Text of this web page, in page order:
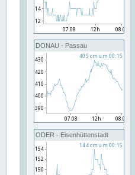
DONAU - Passau
ODER - Eisenhüttenstadt